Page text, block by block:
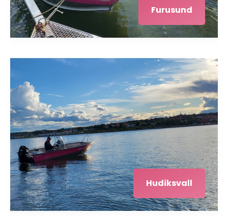
Furusund
Hudiksvall